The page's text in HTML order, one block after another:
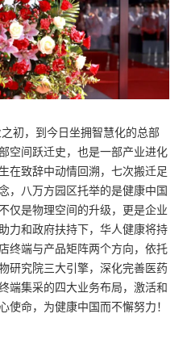
初，到今日坐拥智慧化的总部
空间跃迁史，也是一部产业进化
在致辞中动情回溯，七次搬迁足
，八万方园区托举的是健康中国
仅是物理空间的升级，更是企业
力和政府扶持下，华人健康将持
终端与产品矩阵两个方向，依托
研究院三大引擎，深化完善医药
端集采的四大业务布局，激活和
使命，为健康中国而不懈努力！